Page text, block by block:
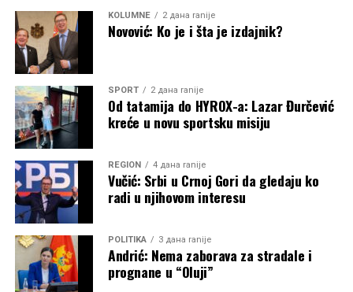
KOLUMNE 2 дана ranije
Novović: Ko je i šta je izdajnik?
SPORT 2 дана ranije
Od tatamija do HYROX-a: Lazar Đurčević
kreće u novu sportsku misiju
REGION 4 дана ranije
Vučić: Srbi u Crnoj Gori da gledaju ko
radi u njihovom interesu
POLITIKA 3 дана ranije
Andrić: Nema zaborava za stradale i
prognane u “Oluji”